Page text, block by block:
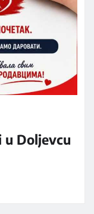
Doljevcu